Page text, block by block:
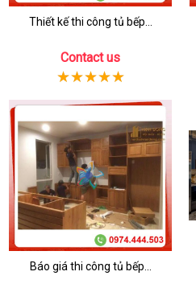
Thiết kế thi công tủ bếp...
Contact us
Báo giá thi công tủ bếp...